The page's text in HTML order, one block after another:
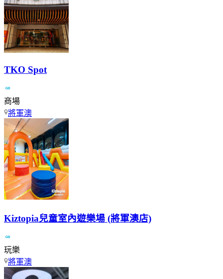
TKO Spot
商場
將軍澳
Kiztopia兒童室內遊樂場 (將軍澳店)
玩樂
將軍澳